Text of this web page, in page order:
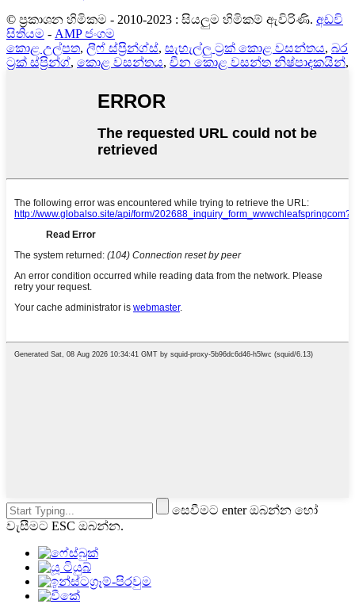
© ප්‍රකාශන හිමිකම - 2010-2023 : සියලුම හිමිකම් ඇවිරිණි. අඩවි
සිතියම - AMP ජංගම
කොළ උල්පත, ලීෆ් ස්ප්‍රින්ග්ස්, සැහැල්ලු ට්‍රක් කොළ වසන්තය, බර
ට්‍රක් ස්ප්‍රින්ග්, කොළ වසන්තය, චීන කොළ වසන්ත නිෂ්පාදකයින්,
සෙවීමට enter ඔබන්න හෝ
වැසීමට ESC ඔබන්න.